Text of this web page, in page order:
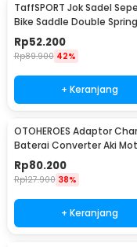
TaffSPORT Jok Sadel
Bike Saddle Double Spring
Shock Absorber - ZF15
Rp52.200
Rp89.900 42%
+ Keranjang
OTOHEROES Adaptor
Baterai Converter Aki
Skuter 48V 20Ah - YF2021-
Rp80.200
Rp127.900 38%
+ Keranjang